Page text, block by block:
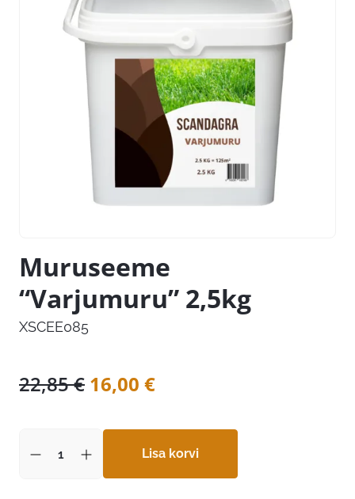
Muruseeme
“Varjumuru” 2,5kg
XSCEE085
22,85€ Algne
oli:
22,85 €.
16,00 €Praegune
on:
16,00 €.
Lisa korvi